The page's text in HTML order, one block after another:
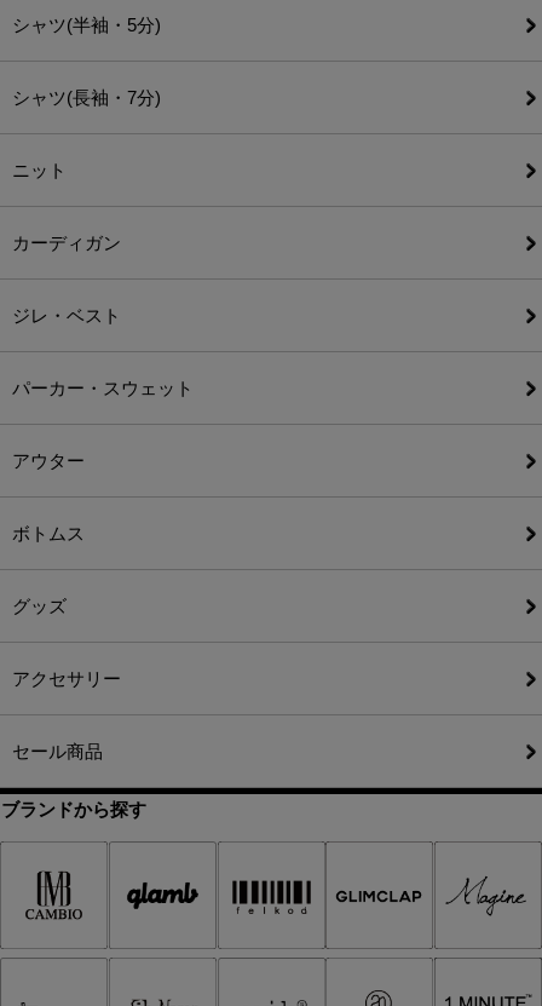
シャツ(半袖・5分)
シャツ(長袖・7分)
ニット
カーディガン
ジレ・ベスト
パーカー・スウェット
アウター
ボトムス
グッズ
アクセサリー
セール商品
ブランドから探す